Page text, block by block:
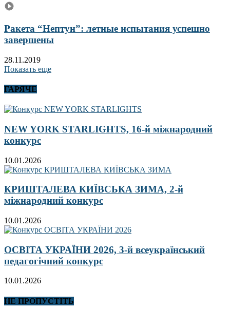
Ракета “Нептун”: летные испытания успешно
завершены
28.11.2019
Показать еще
ГАРЯЧЕ
NEW YORK STARLIGHTS, 16-й міжнародний
конкурс
10.01.2026
КРИШТАЛЕВА КИЇВСЬКА ЗИМА, 2-й
міжнародний конкурс
10.01.2026
ОСВІТА УКРАЇНИ 2026, 3-й всеукраїнський
педагогічний конкурс
10.01.2026
НЕ ПРОПУСТІТЬ